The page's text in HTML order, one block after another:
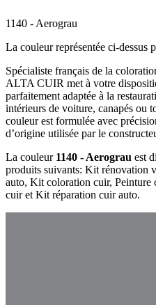
1140 - Aerograu
La couleur représentée ci-dessus
Spécialiste français de la
ALTA CUIR met à votre
parfaitement adaptée à la
intérieurs de voiture, canapés ou
couleur est formulée avec
d’origine utilisée par le
La couleur 1140 - Aerograu est
produits suivants: Kit rénovation
auto, Kit coloration cuir,
cuir et Kit réparation cuir auto.